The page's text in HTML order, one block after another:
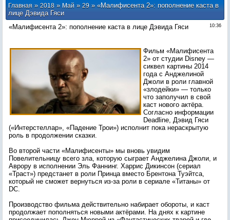
Главная»2018 » Май » 29» «Малифисента 2»: пополнение каста в
лице Дэвида Гяси
10:36
«Малифисента 2»: пополнение каста в лице Дэвида Гяси
Фильм «Малифисента
2» от студии Disney —
сиквел картины 2014
года с Анджелиной
Джоли в роли главной
«злодейки» — только
что заполучил в свой
каст нового актёра.
Согласно информации
Deadline, Дэвид Гяси
(«Интерстеллар», «Падение Трои») исполнит пока нераскрытую
роль в продолжении сказки.
Во второй части «Малифисенты» мы вновь увидим
Повелительницу всего зла, которую сыграет Анджелина Джоли, и
Аврору в исполнении Эль Фаннинг. Харрис Дикинсон (сериал
«Траст») предстанет в роли Принца вместо Брентона Туэйтса,
который не сможет вернуться из-за роли в сериале «Титаны» от
DC.
Производство фильма действительно набирает обороты, и каст
продолжает пополняться новыми актёрами. На днях к картине